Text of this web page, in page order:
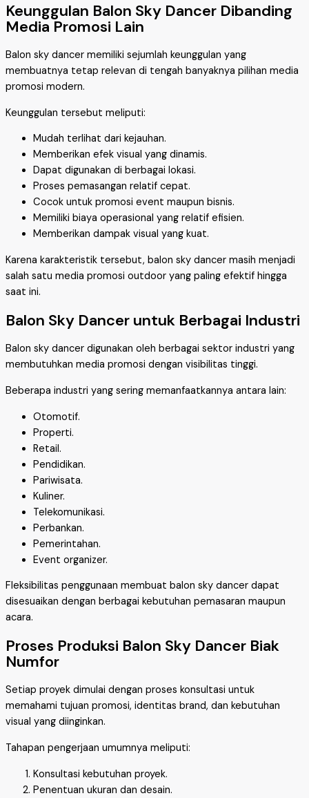
Keunggulan Balon Sky Dancer Dibanding
Media Promosi Lain
Balon sky dancer memiliki sejumlah keunggulan yang
membuatnya tetap relevan di tengah banyaknya pilihan media
promosi modern.
Keunggulan tersebut meliputi:
Mudah terlihat dari kejauhan.
Memberikan efek visual yang dinamis.
Dapat digunakan di berbagai lokasi.
Proses pemasangan relatif cepat.
Cocok untuk promosi event maupun bisnis.
Memiliki biaya operasional yang relatif efisien.
Memberikan dampak visual yang kuat.
Karena karakteristik tersebut, balon sky dancer masih menjadi
salah satu media promosi outdoor yang paling efektif hingga
saat ini.
Balon Sky Dancer untuk Berbagai Industri
Balon sky dancer digunakan oleh berbagai sektor industri yang
membutuhkan media promosi dengan visibilitas tinggi.
Beberapa industri yang sering memanfaatkannya antara lain:
Otomotif.
Properti.
Retail.
Pendidikan.
Pariwisata.
Kuliner.
Telekomunikasi.
Perbankan.
Pemerintahan.
Event organizer.
Fleksibilitas penggunaan membuat balon sky dancer dapat
disesuaikan dengan berbagai kebutuhan pemasaran maupun
acara.
Proses Produksi Balon Sky Dancer Biak
Numfor
Setiap proyek dimulai dengan proses konsultasi untuk
memahami tujuan promosi, identitas brand, dan kebutuhan
visual yang diinginkan.
Tahapan pengerjaan umumnya meliputi:
Konsultasi kebutuhan proyek.
Penentuan ukuran dan desain.